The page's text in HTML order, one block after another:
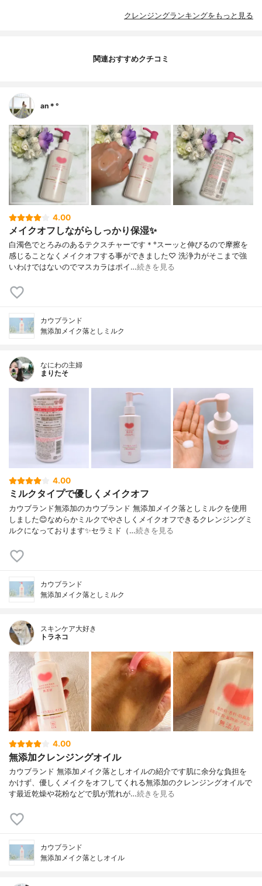
クレンジングランキングをもっと見る
関連おすすめクチコミ
an＊°
4.00
メイクオフしながらしっかり保湿✨
白濁色でとろみのあるテクスチャーです＊°スーッと伸びるので摩擦を
感じることなくメイクオフする事ができました♡ 洗浄力がそこまで強
いわけではないのでマスカラはポイ…続きを見る
カウブランド
無添加メイク落としミルク
なにわの主婦
まりたそ
4.00
ミルクタイプで優しくメイクオフ
カウブランド無添加のカウブランド 無添加メイク落としミルクを使用
しました😊なめらかミルクでやさしくメイクオフできるクレンジングミ
ルクになっております✨セラミド（…続きを見る
カウブランド
無添加メイク落としミルク
スキンケア大好き
トラネコ
4.00
無添加クレンジングオイル
カウブランド 無添加メイク落としオイルの紹介です肌に余分な負担を
かけず、優しくメイクをオフしてくれる無添加のクレンジングオイルで
す最近乾燥や花粉などで肌が荒れが…続きを見る
カウブランド
無添加メイク落としオイル